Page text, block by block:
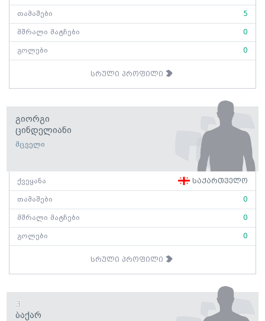
თამაშები 5
მშრალი მატჩები 0
გოლები 0
სრული პროფილი
Გიორგი
Ცინდელიანი
მცველი
ქვეყანა საქართველო
თამაშები 0
მშრალი მატჩები 0
გოლები 0
სრული პროფილი
3
Ბაქარ